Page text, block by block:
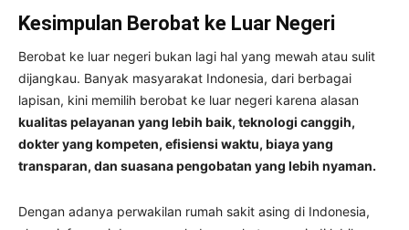
Kesimpulan Berobat ke Luar Negeri
Berobat ke luar negeri bukan lagi hal yang mewah atau sulit
dijangkau. Banyak masyarakat Indonesia, dari berbagai
lapisan, kini memilih berobat ke luar negeri karena alasan
kualitas pelayanan yang lebih baik, teknologi canggih,
dokter yang kompeten, efisiensi waktu, biaya yang
transparan, dan suasana pengobatan yang lebih nyaman.
Dengan adanya perwakilan rumah sakit asing di Indonesia,